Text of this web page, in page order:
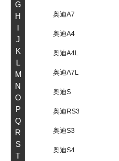
G
H
J
K
L
M
N
O
P
Q
R
S
T
奥迪A7
奥迪A4
奥迪A4L
奥迪A7L
奥迪S
奥迪RS3
奥迪S3
奥迪S4